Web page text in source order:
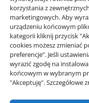
korzystania z
marketingowych. Aby
urządzeniu końcowym
kategorii kliknij przycisk
cookies możesz zmieniać
preferencje”. Jeśli
wyrazić zgodę na
końcowym w wybranym
"Akceptuję". Szczegółowe
Projekty domów
wizytówki nap